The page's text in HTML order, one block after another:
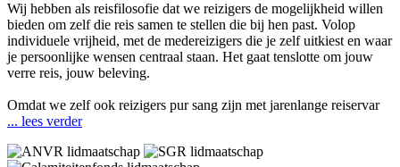
Wij hebben als reisfilosofie dat we reizigers de mogelijkheid willen
bieden om zelf die reis samen te stellen die bij hen past. Volop
individuele vrijheid, met de medereizigers die je zelf uitkiest en waar
je persoonlijke wensen centraal staan. Het gaat tenslotte om jouw
verre reis, jouw beleving.
Omdat we zelf ook reizigers pur sang zijn met jarenlange reiservar
... lees verder